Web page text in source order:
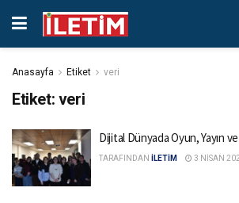
Anasayfa Etiket veri
Etiket: veri
Dijital Dünyada Oyun, Yayın
TARAFINDAN İLETİM 3 NISAN